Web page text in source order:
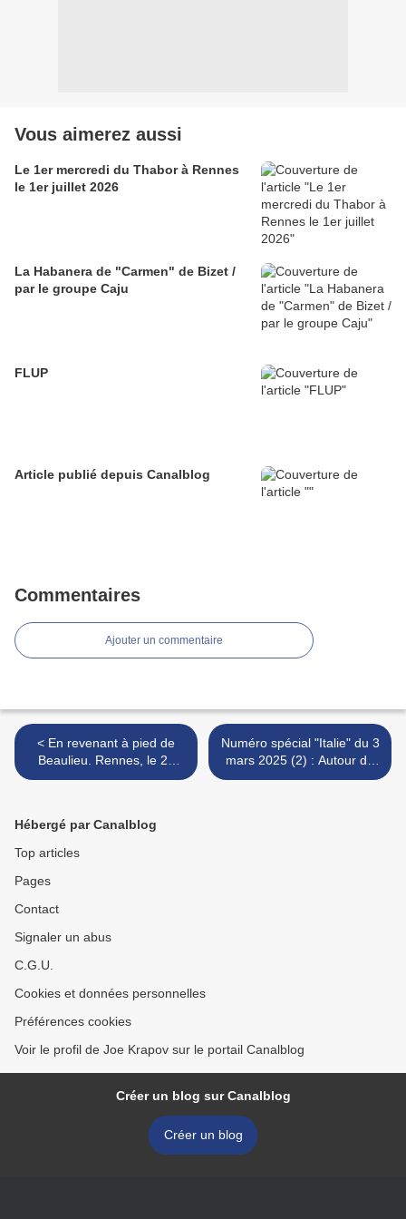
Vous aimerez aussi
Le 1er mercredi du Thabor à Rennes
le 1er juillet 2026
La Habanera de "Carmen" de Bizet /
par le groupe Caju
FLUP
Article publié depuis Canalblog
Commentaires
Ajouter un commentaire
< En revenant à pied de
Beaulieu. Rennes, le 27
février 2025 (1)
Numéro spécial "Italie" du 3
mars 2025 (2) : Autour de
la Chartreuse de Parme >
Hébergé par Canalblog
Top articles
Pages
Contact
Signaler un abus
C.G.U.
Cookies et données personnelles
Préférences cookies
Voir le profil de Joe Krapov sur le portail Canalblog
Créer un blog sur Canalblog
Créer un blog